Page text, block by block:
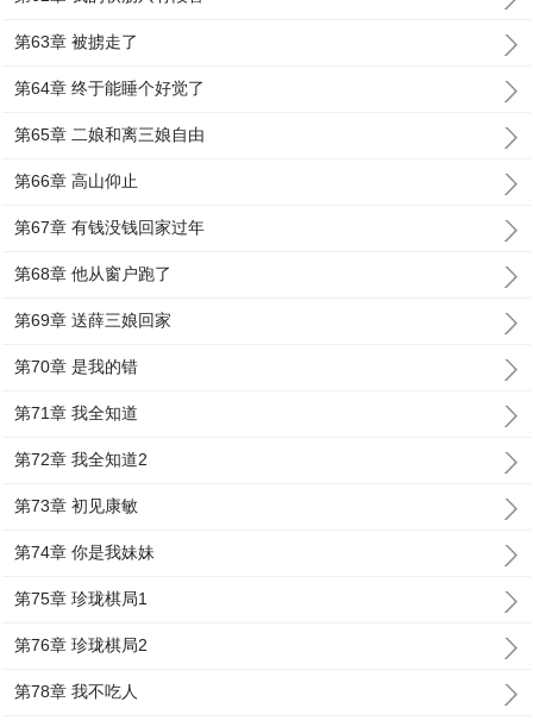
第63章 被掳走了
第64章 终于能睡个好觉了
第65章 二娘和离三娘自由
第66章 高山仰止
第67章 有钱没钱回家过年
第68章 他从窗户跑了
第69章 送薛三娘回家
第70章 是我的错
第71章 我全知道
第72章 我全知道2
第73章 初见康敏
第74章 你是我妹妹
第75章 珍珑棋局1
第76章 珍珑棋局2
第78章 我不吃人